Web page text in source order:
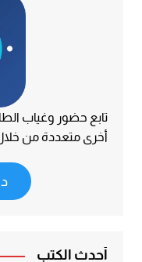
تابع حضور وغياب
أخرى متعددة من
أحدث الكتب